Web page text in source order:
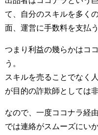
て、自分のスキルを多く
面、運営に手数料を支払
つまり利益の幾らかはコ
う。
スキルを売ることでなく
が目的の詐欺師としては
なので、一度ココナラ経
では連絡がスムーズにい